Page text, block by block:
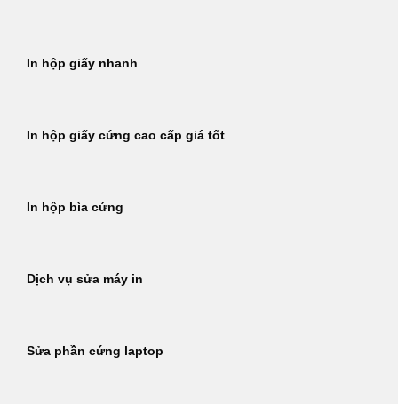
In hộp giấy nhanh
In hộp giấy cứng cao cấp giá tốt
In hộp bìa cứng
Dịch vụ sửa máy in
Sửa phần cứng laptop